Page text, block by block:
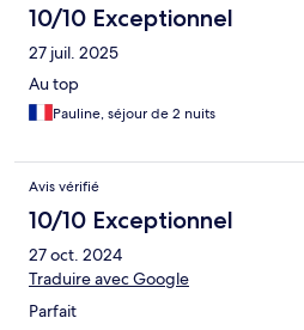
10/10 Exceptionnel
27 juil. 2025
Au top
Pauline, séjour de 2 nuits
Avis vérifié
10/10 Exceptionnel
27 oct. 2024
Traduire avec Google
Parfait